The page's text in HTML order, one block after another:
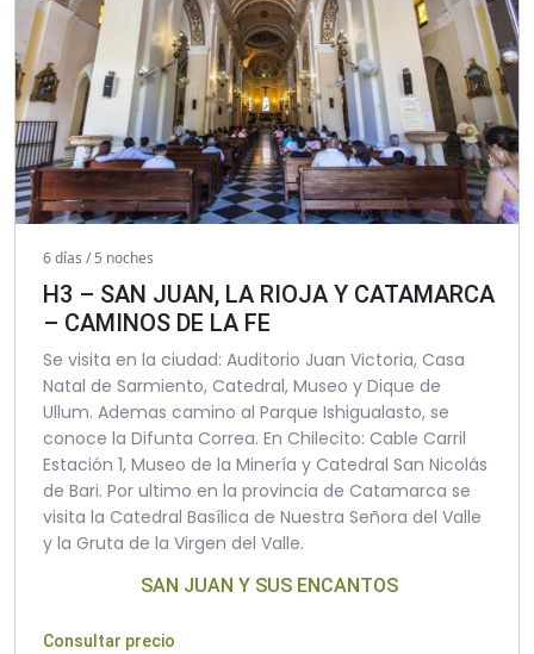
6 días / 5 noches
H3 – SAN JUAN, LA RIOJA Y CATAMARCA
– CAMINOS DE LA FE
Se visita en la ciudad: Auditorio Juan Victoria, Casa
Natal de Sarmiento, Catedral, Museo y Dique de
Ullum. Ademas camino al Parque Ishigualasto, se
conoce la Difunta Correa. En Chilecito: Cable Carril
Estación 1, Museo de la Minería y Catedral San Nicolás
de Bari. Por ultimo en la provincia de Catamarca se
visita la Catedral Basílica de Nuestra Señora del Valle
y la Gruta de la Virgen del Valle.
SAN JUAN Y SUS ENCANTOS
Consultar precio